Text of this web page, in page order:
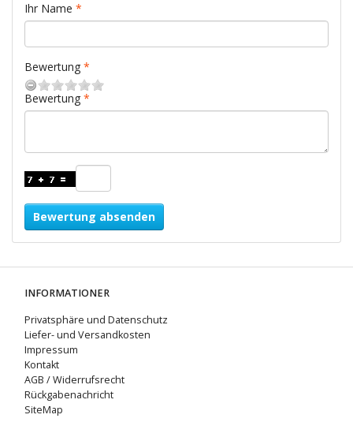
Ihr Name
Bewertung
Bewertung
Bewertung absenden
INFORMATIONER
Privatsphäre und Datenschutz
Liefer- und Versandkosten
Impressum
Kontakt
AGB / Widerrufsrecht
Rückgabenachricht
SiteMap